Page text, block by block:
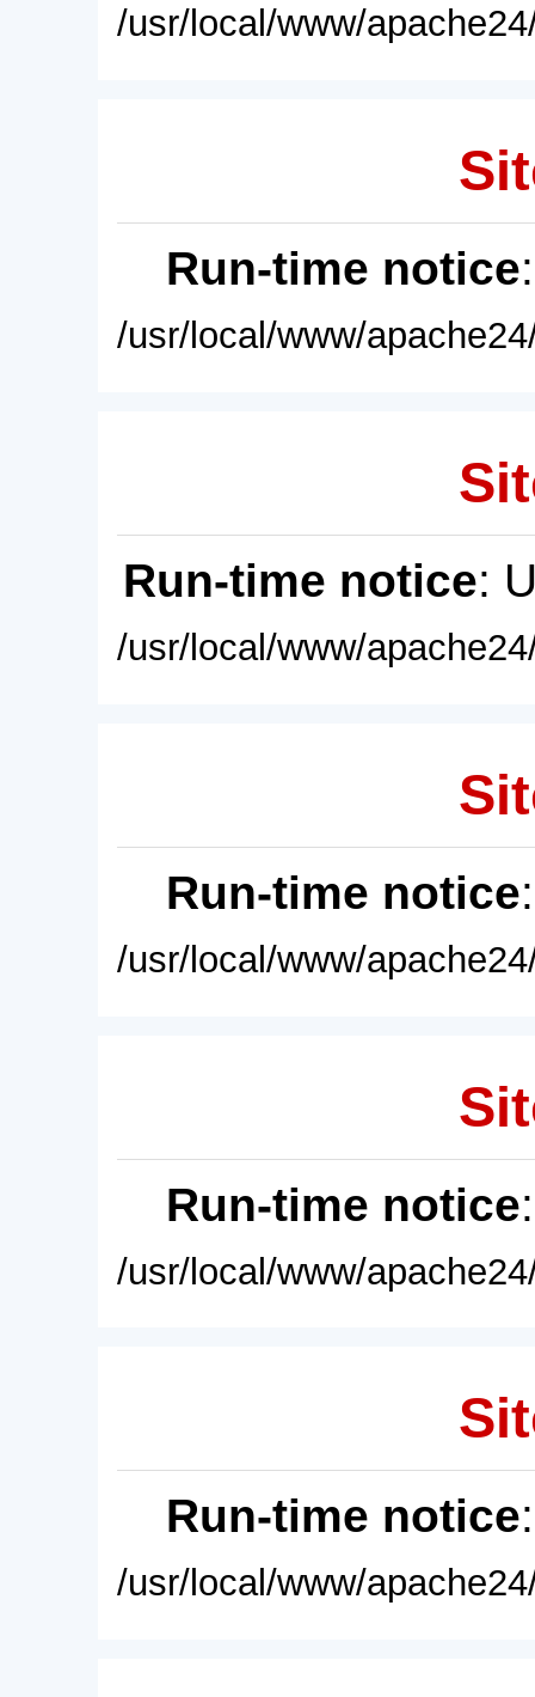
/usr/local/www/
Run-time notice
/usr/local/www/
Run-time notice:
/usr/local/www/
Run-time notice
/usr/local/www/
Run-time notice
/usr/local/www/
Run-time notice
/usr/local/www/